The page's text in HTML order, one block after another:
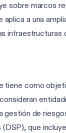
sobre marcos
a una
infraestructuras
tiene como
de
que